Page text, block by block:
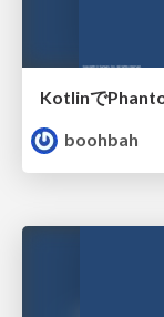
Kotlinで
boohbah